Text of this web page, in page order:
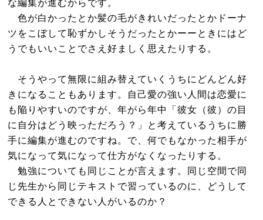
な編集が進むからです。
色が白かったとか髪の毛がきれいだったとかドーナ
ツをこぼして恥ずかしそうだったとかーーときにはど
うでもいいことでさえ好ましく思えたりする。
そうやって無限に組み替えていくうちにどんどん好
きになることもあります。自己愛の強い人間は恋愛に
も陥りやすいのですが、年がら年中「彼女（彼）の目
に自分はどう映っただろう？」と考えているうちに勝
手に編集が進むのですね。で、何でもなかった相手が
気になって気になって仕方がなくなったりする。
勉強についても同じことが言えます。同じ空間で同
じ先生から同じテキストで習っているのに、どうして
できる人とできない人がいるのか？